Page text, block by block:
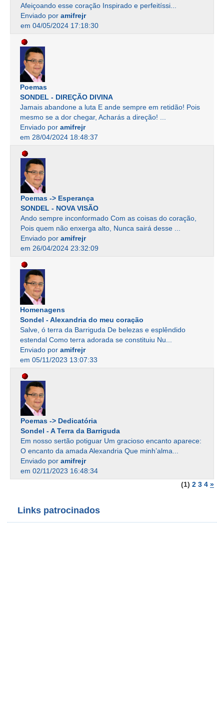
Afeiçoando esse coração Inspirado e perfeitíssi...
Enviado por amifrejr
em 04/05/2024 17:18:30
Poemas
SONDEL - DIREÇÃO DIVINA
Jamais abandone a luta E ande sempre em retidão! Pois
mesmo se a dor chegar, Acharás a direção! ...
Enviado por amifrejr
em 28/04/2024 18:48:37
Poemas -> Esperança
SONDEL - NOVA VISÃO
Ando sempre inconformado Com as coisas do coração,
Pois quem não enxerga alto, Nunca sairá desse ...
Enviado por amifrejr
em 26/04/2024 23:32:09
Homenagens
Sondel - Alexandria do meu coração
Salve, ó terra da Barriguda De belezas e esplêndido
estendal Como terra adorada se constituiu Nu...
Enviado por amifrejr
em 05/11/2023 13:07:33
Poemas -> Dedicatória
Sondel - A Terra da Barriguda
Em nosso sertão potiguar Um gracioso encanto aparece:
O encanto da amada Alexandria Que minh’alma...
Enviado por amifrejr
em 02/11/2023 16:48:34
(1) 2 3 4 »
Links patrocinados